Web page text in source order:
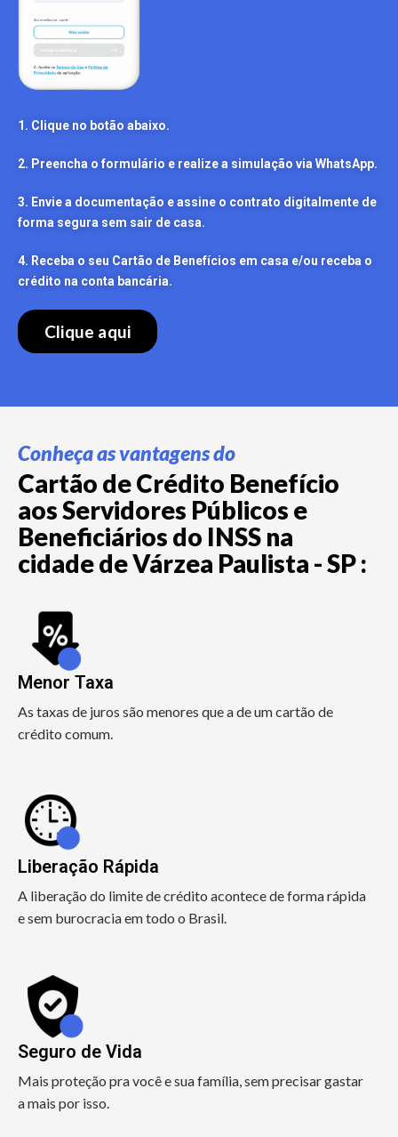
1. Clique no botão abaixo.
2. Preencha o formulário e realize a simulação via WhatsApp.
3. Envie a documentação e assine o contrato digitalmente de
forma segura sem sair de casa.
4. Receba o seu Cartão de Benefícios em casa e/ou receba o
crédito na conta bancária.
Clique aqui
Conheça as vantagens do
Cartão de Crédito Benefício
aos Servidores Públicos e
Beneficiários do INSS na
cidade de Várzea Paulista - SP :
Menor Taxa
As taxas de juros são menores que a de um cartão de
crédito comum.
Liberação Rápida
A liberação do limite de crédito acontece de forma rápida
e sem burocracia em todo o Brasil.
Seguro de Vida
Mais proteção pra você e sua família, sem precisar gastar
a mais por isso.